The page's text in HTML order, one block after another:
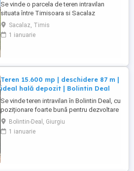
Se vinde o parcela de teren intravilan
situata între Timisoara si Sacalaz
(aparține de Sacalaz). Terenul este situat
înainte de barieră, in zona sălii de
evenimente Golden Moments, aproape de
un front stradal de 18,5 mp, ...
Sacalaz, Timis
1 ianuarie
Teren 15.600 mp | deschidere 87 m |
ideal hală depozit | Bolintin Deal
Se vinde teren intravilan în Bolintin Deal, cu
poziționare foarte bună pentru dezvoltare
logistică, industrială sau comercială.
Suprafață generoasă și deschidere mare
ușor de utilizat pentru proiecte industriale.
Bolintin-Deal, Giurgiu
1 ianuarie